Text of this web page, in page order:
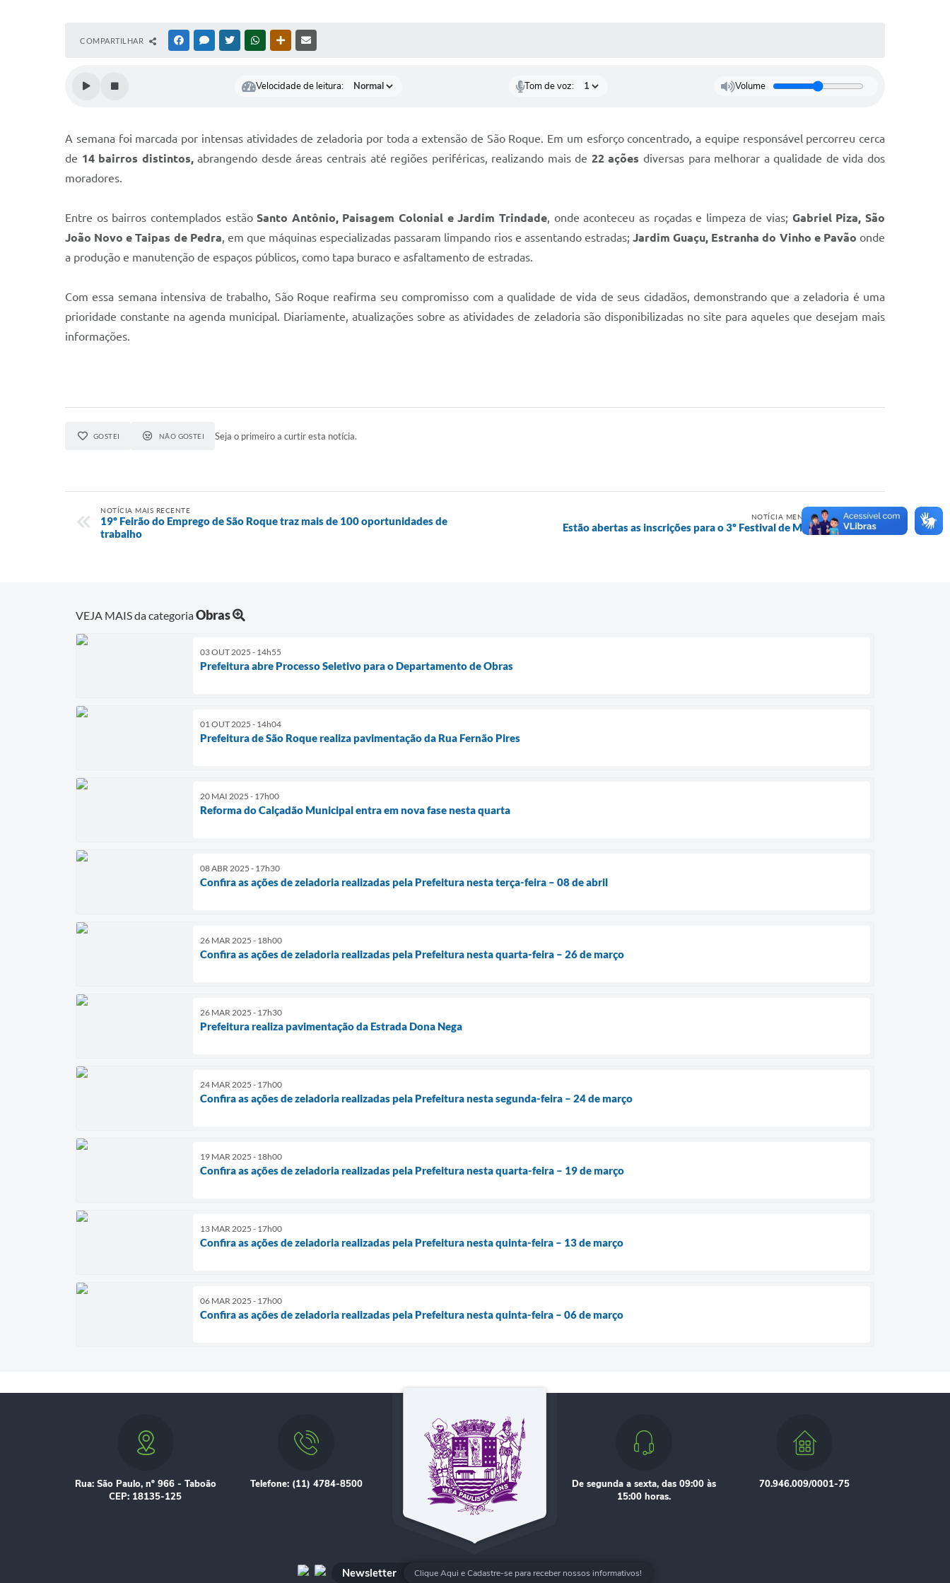
COMPARTILHAR FACEBOOKMESSENGER
TWITTERWHATSAPPOUTRAS MÍDIAS
Velocidade de leitura: Tom de voz: Volume
A semana foi marcada por intensas atividades de zeladoria por toda a extensão de São Roque. Em um esforço concentrado, a equipe responsável percorreu cerca
de 14 bairros distintos,abrangendo desde áreas centrais até regiões periféricas, realizando mais de 22 ações diversas para melhorar a qualidade de vida dos
moradores.
Entre os bairros contemplados estãoSanto Antônio, Paisagem Colonial e Jardim Trindade, onde aconteceu as roçadas e limpeza de vias; Gabriel Piza, São
João Novo e Taipas de Pedra, em que máquinas especializadas passaram limpando rios e assentando estradas;Jardim Guaçu, Estranha do Vinho e Pavão onde
a produção e manutenção de espaços públicos, como tapa buraco e asfaltamento de estradas.
Com essa semana intensiva de trabalho, São Roque reafirma seu compromisso com a qualidade de vida de seus cidadãos, demonstrando que a zeladoria é uma
prioridade constante na agenda municipal. Diariamente, atualizações sobre as atividades de zeladoria são disponibilizadas no site para aqueles que desejam mais
informações.
GOSTEI NÃO GOSTEI Seja o primeiro a curtir esta notícia.
NOTÍCIA MAIS RECENTE
19º Feirão do Emprego de São Roque traz mais de 100 oportunidades de
trabalho
NOTÍCIA MENOS RECENTE
Estão abertas as inscrições para o 3º Festival de Marchinhas
VEJA MAIS da categoriaObras
03 OUT 2025 - 14h55
Prefeitura abre Processo Seletivo para o Departamento de Obras
01 OUT 2025 - 14h04
Prefeitura de São Roque realiza pavimentação da Rua Fernão Pires
20 MAI 2025 - 17h00
Reforma do Calçadão Municipal entra em nova fase nesta quarta
08 ABR 2025 - 17h30
Confira as ações de zeladoria realizadas pela Prefeitura nesta terça-feira – 08 de abril
26 MAR 2025 - 18h00
Confira as ações de zeladoria realizadas pela Prefeitura nesta quarta-feira – 26 de março
26 MAR 2025 - 17h30
Prefeitura realiza pavimentação da Estrada Dona Nega
24 MAR 2025 - 17h00
Confira as ações de zeladoria realizadas pela Prefeitura nesta segunda-feira – 24 de março
19 MAR 2025 - 18h00
Confira as ações de zeladoria realizadas pela Prefeitura nesta quarta-feira – 19 de março
13 MAR 2025 - 17h00
Confira as ações de zeladoria realizadas pela Prefeitura nesta quinta-feira – 13 de março
06 MAR 2025 - 17h00
Confira as ações de zeladoria realizadas pela Prefeitura nesta quinta-feira – 06 de março
Rua: São Paulo, nº 966 - Taboão
CEP: 18135-125
Telefone: (11) 4784-8500
De segunda a sexta, das 09:00 às
15:00 horas.
70.946.009/0001-75
Newsletter Clique Aqui e Cadastre-se para receber nossos informativos!